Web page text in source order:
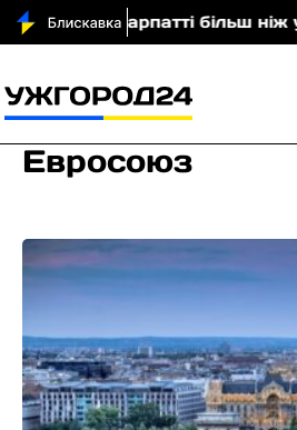
На Закарпатті більш ніж
Евросоюз